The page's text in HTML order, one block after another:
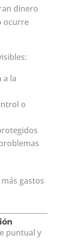
dinero
ocurre
a la
o
gastos
puntual y